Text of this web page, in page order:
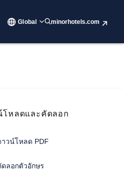
Global minorhotels.com
โหลดและคัดลอก
าวน์โหลด PDF
ดลอกตัวอักษร